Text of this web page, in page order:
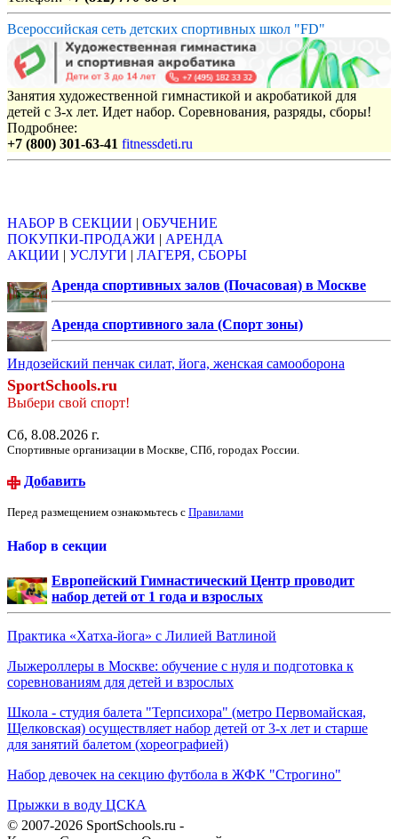
Всероссийская сеть детских спортивных школ "FD"
Занятия художественной гимнастикой и акробатикой для
детей с 3-х лет. Идет набор. Соревнования, разряды, сборы!
Подробнее:
+7 (800) 301-63-41 fitnessdeti.ru
НАБОР В СЕКЦИИ | ОБУЧЕНИЕ
ПОКУПКИ-ПРОДАЖИ | АРЕНДА
АКЦИИ | УСЛУГИ | ЛАГЕРЯ, СБОРЫ
Аренда спортивных залов (Почасовая) в Москве
Аренда спортивного зала (Спорт зоны)
Индозейский пенчак силат, йога, женская самооборона
SportSchools.ru
Выбери свой спорт!
Сб, 8.08.2026 г.
Спортивные организации в Москве, СПб, городах России.
Добавить
Перед размещением ознакомьтесь с Правилами
Набор в секции
Европейский Гимнастический Центр проводит
набор детей от 1 года и взрослых
Практика «Хатха-йога» с Лилией Ватлиной
Лыжероллеры в Москве: обучение с нуля и подготовка к
соревнованиям для детей и взрослых
Школа - студия балета "Терпсихора" (метро Первомайская,
Щелковская) осуществляет набор детей от 3-х лет и старше
для занятий балетом (хореографией)
Набор девочек на секцию футбола в ЖФК "Строгино"
Прыжки в воду ЦСКА
© 2007-2026 SportSchools.ru -